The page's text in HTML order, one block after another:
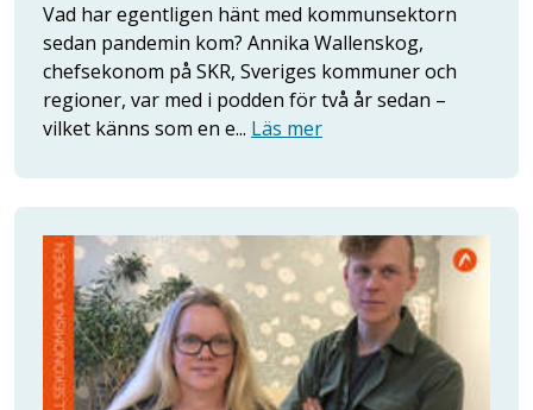
Vad har egentligen hänt med kommunsektorn
sedan pandemin kom? Annika Wallenskog,
chefsekonom på SKR, Sveriges kommuner och
regioner, var med i podden för två år sedan –
vilket känns som en e... Läs mer